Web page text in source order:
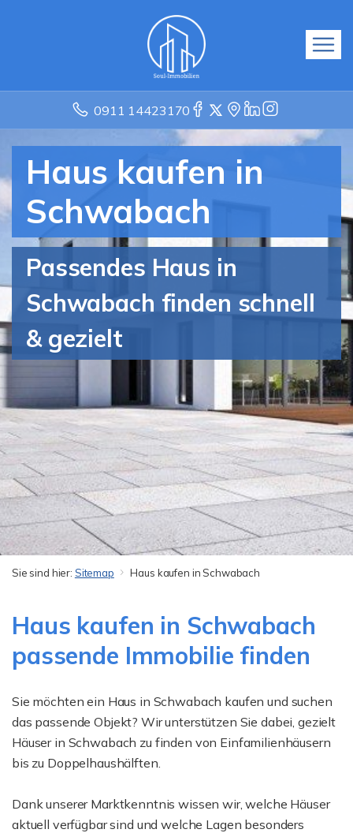
0911 14423170
Haus kaufen in
Schwabach
Passendes Haus in
Schwabach finden schnell
& gezielt
Sie sind hier: Sitemap Haus kaufen in Schwabach
Haus kaufen in Schwabach
passende Immobilie finden
Sie möchten ein Haus in Schwabach kaufen und suchen
das passende Objekt? Wir unterstützen Sie dabei, gezielt
Häuser in Schwabach zu finden von Einfamilienhäusern
bis zu Doppelhaushälften.
Dank unserer Marktkenntnis wissen wir, welche Häuser
aktuell verfügbar sind und welche Lagen besonders